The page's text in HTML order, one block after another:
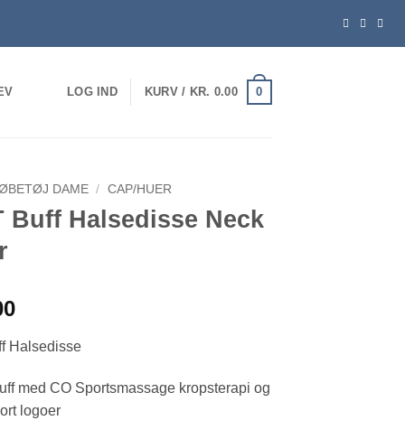
LOG IND KURV / KR. 0.00 0
DAME / CAP/HUER
Buff Halsedisse Neck
Halsedisse
med CO Sportsmassage kropsterapi og
logoer